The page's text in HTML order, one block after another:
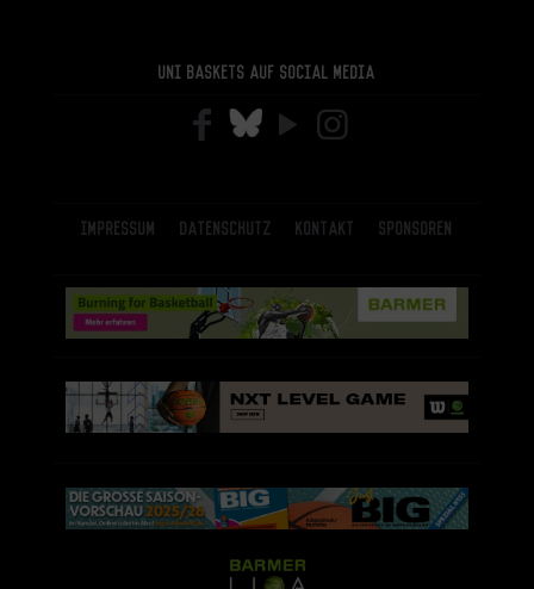
Uni Baskets auf Social Media
Impressum Datenschutz Kontakt Sponsoren